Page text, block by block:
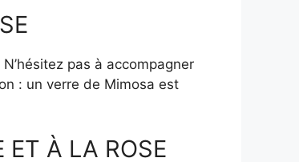
pas à accompagner
: un verre de Mimosa est
À LA ROSE